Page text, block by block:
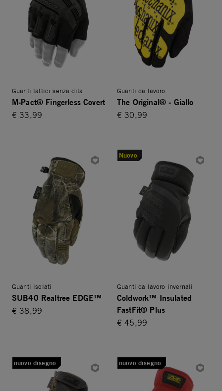
Guanti tattici senza dita
M-Pact® Fingerless Covert
€ 33,99
Guanti da lavoro
The Original® - Giallo
€ 30,99
Guanti isolati
SUB40 Realtree EDGE™
€ 38,99
Nuovo
Guanti da lavoro invernali
Coldwork™ Insulated
FastFit® Plus
€ 45,99
nuovo disegno nuovo disegno